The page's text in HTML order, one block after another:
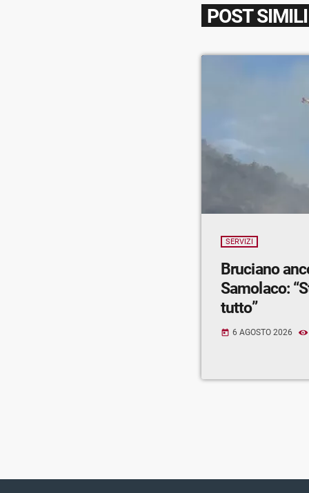
POST SIMILI
SERVIZI
Bruciano
Samolaco:
tutto”
today 6 AGOSTO 2026